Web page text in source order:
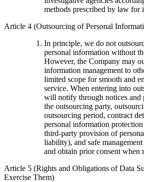
methods prescribed by law for
Article 4 (Outsourcing of Personal
In principle, we do not
personal information without
However, the Company may
information management to
limited scope for smooth and
service. When entering into
will notify through notices
the outsourcing party,
outsourcing period, contract
personal information
third-party provision of
liability), and safe
and obtain prior consent when
Article 5 (Rights and Obligations of Data
Exercise Them)